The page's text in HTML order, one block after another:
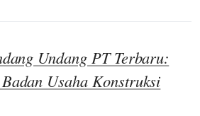
Undang PT Terbaru:
Usaha Konstruksi